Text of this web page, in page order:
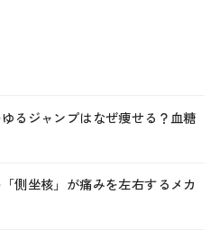
るジャンプはなぜ痩せる？血糖
側坐核」が痛みを左右するメカ